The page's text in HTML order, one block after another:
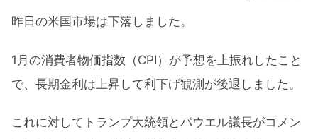
昨日の米国市場は下落しました。
1月の消費者物価指数（CPI）が予想を上振れしたこと
で、長期金利は上昇して利下げ観測が後退しました。
これに対してトランプ大統領とパウエル議長がコメン